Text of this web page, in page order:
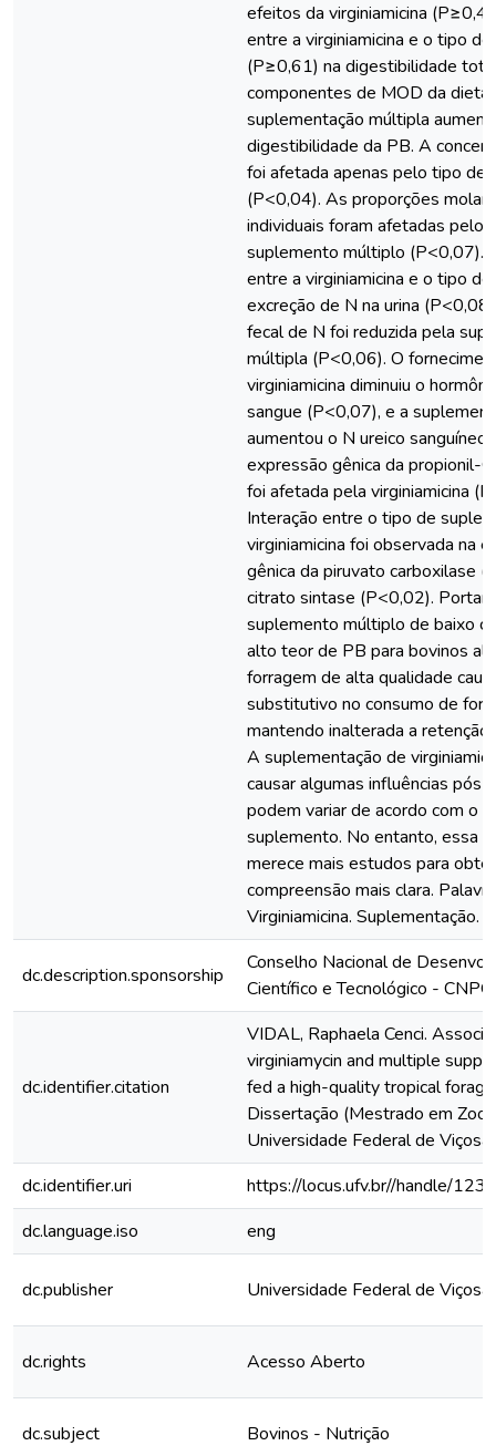
efeitos da virginiamicina
entre a virginiamicina e o tipo
(P≥0,61) na digestibilidade
componentes de MOD da
suplementação múltipla
digestibilidade da PB. A
foi afetada apenas pelo tipo de
(P<0,04). As proporções
individuais foram afetadas pelo
suplemento múltiplo (P<0,07).
entre a virginiamicina e o tipo
excreção de N na urina
fecal de N foi reduzida pela
múltipla (P<0,06). O
virginiamicina diminuiu o
sangue (P<0,07), e a
aumentou o N ureico
expressão gênica da propionil-
foi afetada pela virginiamicina
Interação entre o tipo de
virginiamicina foi observada na
gênica da piruvato carboxilase
citrato sintase (P<0,02).
suplemento múltiplo de baixo
alto teor de PB para bovinos
forragem de alta qualidade
substitutivo no consumo de
mantendo inalterada a retenção
A suplementação de
causar algumas influências pós-
podem variar de acordo com o
suplemento. No entanto, essa
merece mais estudos para
compreensão mais clara.
Virginiamicina. Suplementação.
dc.description.sponsorship
Conselho Nacional de
Científico e Tecnológico - CNPQ
dc.identifier.citation
VIDAL, Raphaela Cenci.
virginiamycin and multiple
fed a high-quality tropical
Dissertação (Mestrado em
Universidade Federal de
dc.identifier.uri
https://locus.ufv.br//handle/
dc.language.iso
eng
dc.publisher Universidade Federal de Viçosa
dc.rights Acesso Aberto
dc.subject Bovinos - Nutrição